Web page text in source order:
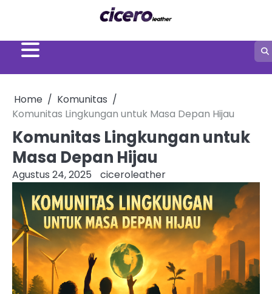
Home
Komunitas
Komunitas Lingkungan untuk Masa Depan Hijau
Komunitas Lingkungan untuk
Masa Depan Hijau
Agustus 24, 2025 ciceroleather